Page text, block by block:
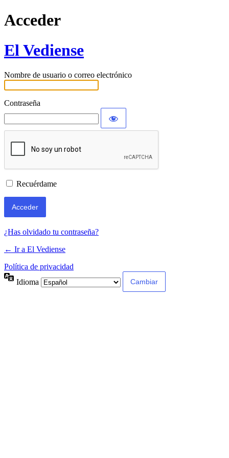
Acceder
El Vediense
Nombre de usuario o correo electrónico
Contraseña
Recuérdame
¿Has olvidado tu contraseña?
← Ir a El Vediense
Política de privacidad
Idioma